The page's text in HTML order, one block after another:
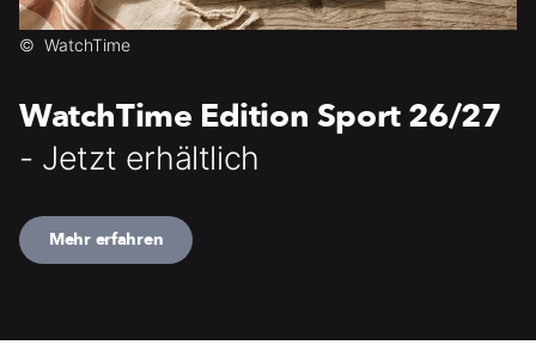
© WatchTime
WatchTime Edition Sport 26/27
- Jetzt erhältlich
Mehr erfahren